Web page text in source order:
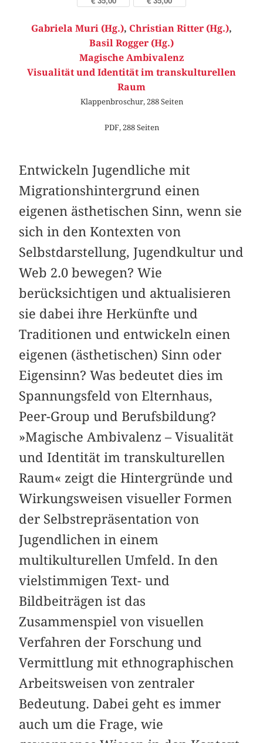
Gabriela Muri (Hg.), Christian Ritter (Hg.),
Basil Rogger (Hg.)
Magische Ambivalenz
Visualität und Identität im transkulturellen
Raum
Klappenbroschur, 288 Seiten
PDF, 288 Seiten
Entwickeln Jugendliche mit
Migrationshintergrund einen
eigenen ästhetischen Sinn, wenn sie
sich in den Kontexten von
Selbstdarstellung, Jugendkultur und
Web 2.0 bewegen? Wie
berücksichtigen und aktualisieren
sie dabei ihre Herkünfte und
Traditionen und entwickeln einen
eigenen (ästhetischen) Sinn oder
Eigensinn? Was bedeutet dies im
Spannungsfeld von Elternhaus,
Peer-Group und Berufsbildung?
»Magische Ambivalenz – Visualität
und Identität im transkulturellen
Raum« zeigt die Hintergründe und
Wirkungsweisen visueller Formen
der Selbstrepräsentation von
Jugendlichen in einem
multikulturellen Umfeld. In den
vielstimmigen Text- und
Bildbeiträgen ist das
Zusammenspiel von visuellen
Verfahren der Forschung und
Vermittlung mit ethnographischen
Arbeitsweisen von zentraler
Bedeutung. Dabei geht es immer
auch um die Frage, wie